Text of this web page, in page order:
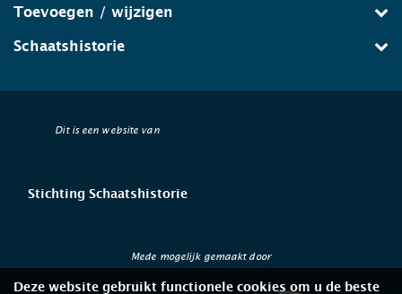
Toevoegen / wijzigen
Schaatshistorie
Dit is een website van
Stichting Schaatshistorie
Mede mogelijk gemaakt door
Deze website gebruikt functionele cookies om u de beste